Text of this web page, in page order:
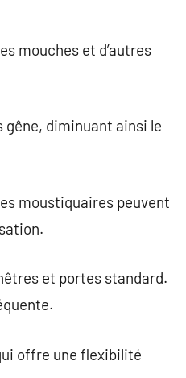
mouches et d’autres
gêne, diminuant ainsi le
moustiquaires peuvent
et portes standard.
offre une flexibilité